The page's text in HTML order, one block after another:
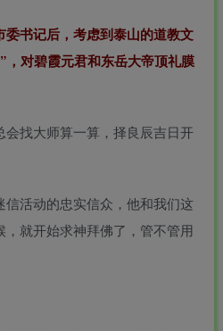
书记后，考虑到泰山的道教文
，对碧霞元君和东岳大帝顶礼膜
找大师算一算，择良辰吉日开
活动的忠实信众，他和我们这
就开始求神拜佛了，管不管用